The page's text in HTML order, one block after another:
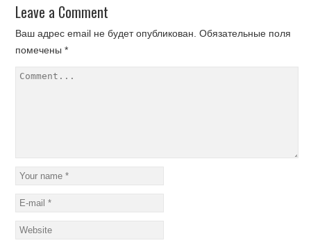
Leave a Comment
Ваш адрес email не будет опубликован. Обязательные поля
помечены*